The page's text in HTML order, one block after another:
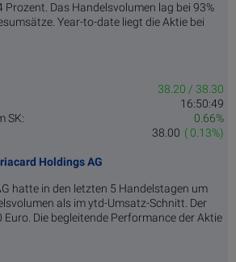
Prozent. Das Handelsvolumen lag bei 93%
Year-to-date liegt die Aktie bei
38.20 / 38.30
16:50:49
SK:
0.66%
( 0.13%)
38.00
Holdings AG
hatte in den letzten 5 Handelstagen um
als im ytd-Umsatz-Schnitt. Der
Euro. Die begleitende Performance der Aktie